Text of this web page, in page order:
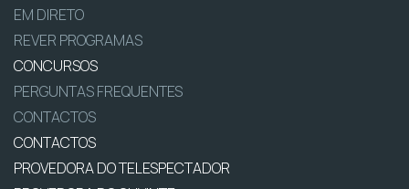
EM DIRETO
REVER PROGRAMAS
CONCURSOS
PERGUNTAS FREQUENTES
CONTACTOS
CONTACTOS
PROVEDORA DO TELESPECTADOR